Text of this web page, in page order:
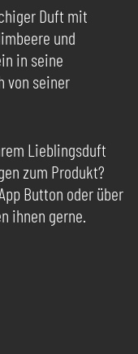
Duft mit
und
in seine
von seiner
Lieblingsduft
zum Produkt?
Button oder über
ihnen gerne.